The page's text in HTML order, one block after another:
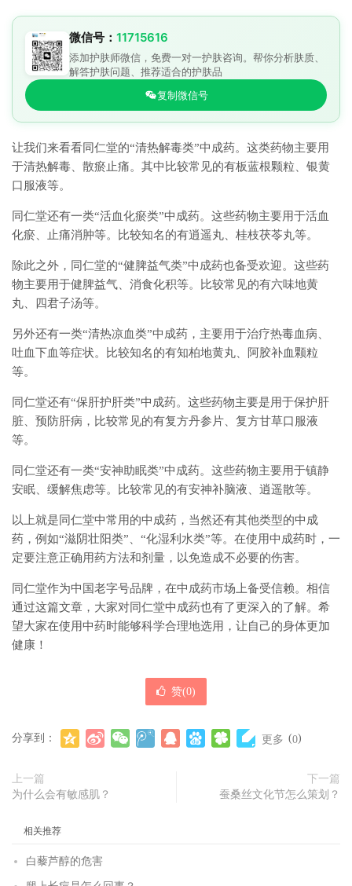
微信号： 11715616
添加护肤师微信，免费一对一护肤咨询。帮你分析肤质、
解答护肤问题、推荐适合的护肤品
复制微信号
让我们来看看同仁堂的“清热解毒类”中成药。这类药物主要用
于清热解毒、散瘀止痛。其中比较常见的有板蓝根颗粒、银黄
口服液等。
同仁堂还有一类“活血化瘀类”中成药。这些药物主要用于活血
化瘀、止痛消肿等。比较知名的有逍遥丸、桂枝茯苓丸等。
除此之外，同仁堂的“健脾益气类”中成药也备受欢迎。这些药
物主要用于健脾益气、消食化积等。比较常见的有六味地黄
丸、四君子汤等。
另外还有一类“清热凉血类”中成药，主要用于治疗热毒血病、
吐血下血等症状。比较知名的有知柏地黄丸、阿胶补血颗粒
等。
同仁堂还有“保肝护肝类”中成药。这些药物主要是用于保护肝
脏、预防肝病，比较常见的有复方丹参片、复方甘草口服液
等。
同仁堂还有一类“安神助眠类”中成药。这些药物主要用于镇静
安眠、缓解焦虑等。比较常见的有安神补脑液、逍遥散等。
以上就是同仁堂中常用的中成药，当然还有其他类型的中成
药，例如“滋阴壮阳类”、“化湿利水类”等。在使用中成药时，一
定要注意正确用药方法和剂量，以免造成不必要的伤害。
同仁堂作为中国老字号品牌，在中成药市场上备受信赖。相信
通过这篇文章，大家对同仁堂中成药也有了更深入的了解。希
望大家在使用中药时能够科学合理地选用，让自己的身体更加
健康！
赞(0)
分享到： 更多 (0)
上一篇
为什么会有敏感肌？
下一篇
蚕桑丝文化节怎么策划？
相关推荐
白藜芦醇的危害